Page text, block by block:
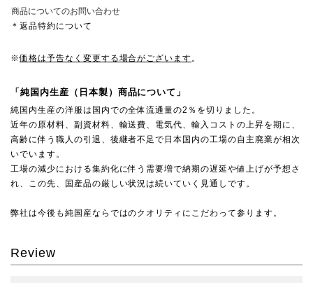
商品についてのお問い合わせ
＊返品特約について
※価格は予告なく変更する場合がございます 。
「純国内生産（日本製）商品について」
純国内生産の洋服は国内での全体流通量の2％を切りました。
近年の原材料、副資材料、輸送費、電気代、輸入コストの上昇を期に、
高齢に伴う職人の引退、後継者不足で日本国内の工場の自主廃業が相次
いでいます。
工場の減少における集約化に伴う需要増で納期の遅延や値上げが予想さ
れ、この先、国産品の厳しい状況は続いていく見通しです。
弊社は今後も純国産ならではのクオリティにこだわって参ります。
Review